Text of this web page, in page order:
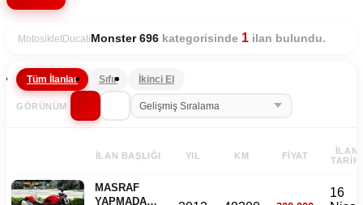
MotosikletDucati Monster 696 kategorisinde 1 ilan bulundu.
Tüm İlanlar Sıfır İkinci El
GÖRÜNÜM
İLAN BAŞLIĞI YIL KM FIYAT
İLAN
TARIHI
MASRAF
YAPMADAN
16